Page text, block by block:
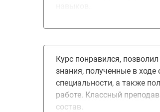
Курс понравился,
знания, полученные в ходе
специальности, а также
работе. Классный
состав.